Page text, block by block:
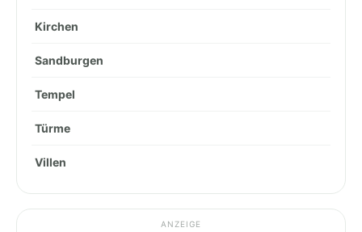
Kirchen
Sandburgen
Tempel
Türme
Villen
ANZEIGE